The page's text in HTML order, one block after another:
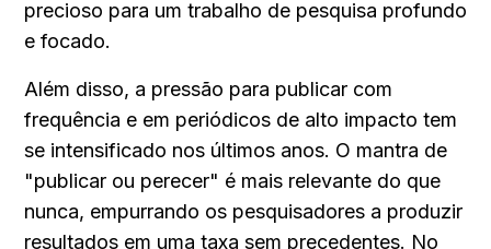
precioso para um trabalho de pesquisa profundo
e focado.
Além disso, a pressão para publicar com
frequência e em periódicos de alto impacto tem
se intensificado nos últimos anos. O mantra de
"publicar ou perecer" é mais relevante do que
nunca, empurrando os pesquisadores a produzir
resultados em uma taxa sem precedentes. No